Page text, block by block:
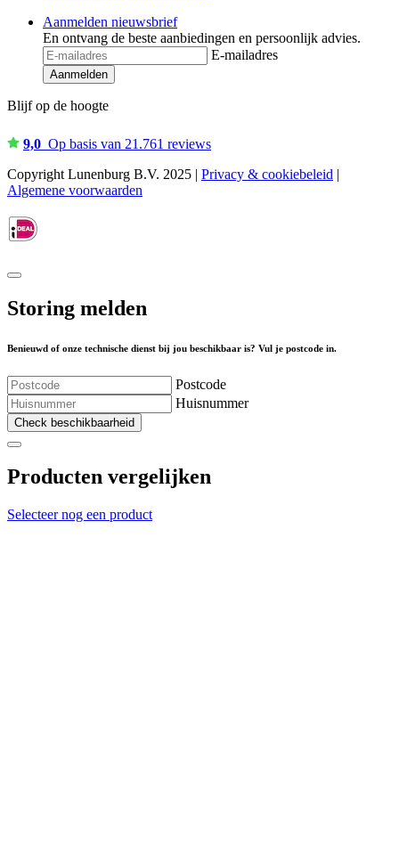
Aanmelden nieuwsbrief
En ontvang de beste aanbiedingen en persoonlijk advies.
E-mailadres
Aanmelden
Blijf op de hoogte
9,0 Op basis van 21.761 reviews
Copyright Lunenburg B.V. 2025 | Privacy & cookiebeleid |
Algemene voorwaarden
Storing melden
Benieuwd of onze technische dienst bij jou beschikbaar is? Vul je postcode in.
Postcode
Huisnummer
Check beschikbaarheid
Producten vergelijken
Selecteer nog een product